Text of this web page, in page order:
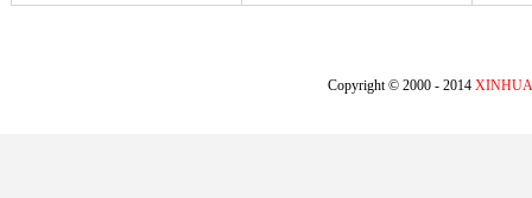
Copyright © 2000 - 2014